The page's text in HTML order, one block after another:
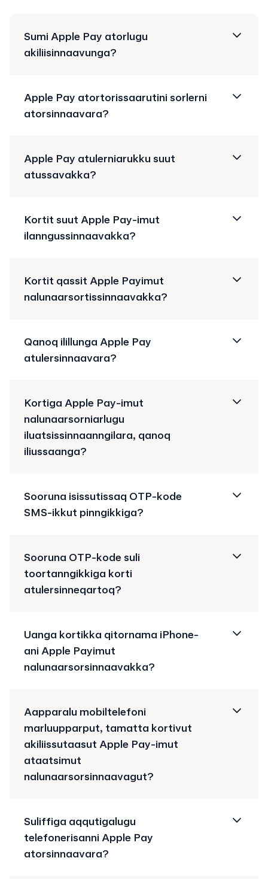
Sumi Apple Pay atorlugu
akiliisinnaavunga?
Apple Pay atortorissaarutini sorlerni
atorsinnaavara?
Apple Pay atulerniarukku suut
atussavakka?
Kortit suut Apple Pay-imut
ilanngussinnaavakka?
Kortit qassit Apple Payimut
nalunaarsortissinnaavakka?
Qanoq ilillunga Apple Pay
atulersinnaavara?
Kortiga Apple Pay-imut
nalunaarsorniarlugu
iluatsissinnaanngilara, qanoq
iliussaanga?
Sooruna isissutissaq OTP-kode
SMS-ikkut pinngikkiga?
Sooruna OTP-kode suli
toortanngikkiga korti
atulersinneqartoq?
Uanga kortikka qitornama iPhone-
ani Apple Payimut
nalunaarsorsinnaavakka?
Aapparalu mobiltelefoni
marluupparput, tamatta kortivut
akiliissutaasut Apple Pay-imut
ataatsimut
nalunaarsorsinnaavagut?
Suliffiga aqqutigalugu
telefonerisanni Apple Pay
atorsinnaavara?